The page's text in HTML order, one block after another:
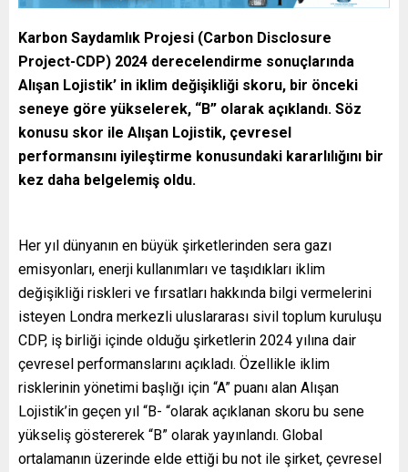
Karbon Saydamlık Projesi (Carbon Disclosure
Project-CDP) 2024 derecelendirme sonuçlarında
Alışan Lojistik’ in iklim değişikliği skoru, bir önceki
seneye göre yükselerek, “B” olarak açıklandı. Söz
konusu skor ile Alışan Lojistik, çevresel
performansını iyileştirme konusundaki kararlılığını bir
kez daha belgelemiş oldu.
Her yıl dünyanın en büyük şirketlerinden sera gazı
emisyonları, enerji kullanımları ve taşıdıkları iklim
değişikliği riskleri ve fırsatları hakkında bilgi vermelerini
isteyen Londra merkezli uluslararası sivil toplum kuruluşu
CDP, iş birliği içinde olduğu şirketlerin 2024 yılına dair
çevresel performanslarını açıkladı. Özellikle iklim
risklerinin yönetimi başlığı için “A” puanı alan Alışan
Lojistik’in geçen yıl “B- “olarak açıklanan skoru bu sene
yükseliş göstererek “B” olarak yayınlandı. Global
ortalamanın üzerinde elde ettiği bu not ile şirket, çevresel